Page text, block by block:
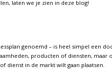
laten we je zien in deze blog!
genoemd – is heel simpel een
producten of diensten, maar
dienst in de markt wilt gaan plaatsen.